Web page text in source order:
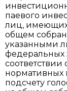
паевого
лиц, имеющих
общем
указанными
федеральных
нормативных
подсчету